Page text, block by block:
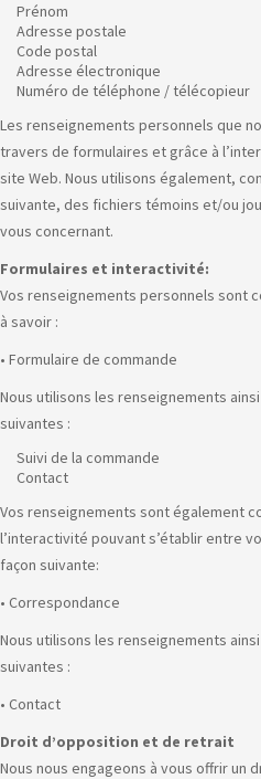
Prénom
Adresse postale
Code postal
Adresse électronique
Numéro de téléphone / télécopieur
Les renseignements personnels que
travers de formulaires et grâce à
site Web. Nous utilisons également,
suivante, des fichiers témoins et/ou
vous concernant.
Formulaires et interactivité:
Vos renseignements personnels sont
à savoir :
• Formulaire de commande
Nous utilisons les renseignements
suivantes :
Suivi de la commande
Contact
Vos renseignements sont également
l’interactivité pouvant s’établir entre
façon suivante:
• Correspondance
Nous utilisons les renseignements
suivantes :
• Contact
Droit d’opposition et de retrait
Nous nous engageons à vous offrir un